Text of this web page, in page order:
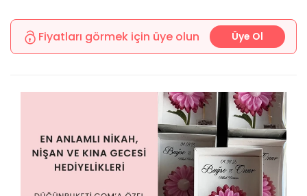
Fiyatları görmek için üye olun Üye Ol